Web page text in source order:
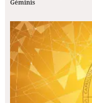
Géminis